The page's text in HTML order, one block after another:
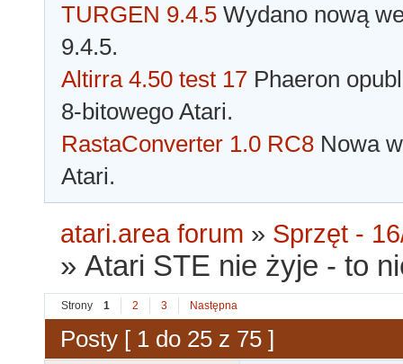
TURGEN 9.4.5 Wydano nową
9.4.5.
Altirra 4.50 test 17 Phaeron
8-bitowego Atari.
RastaConverter 1.0 RC8 Nowa
Atari.
atari.area forum » Sprzęt -
»Atari STE nie żyje - to
Strony 1 2 3 Następna
Posty [ 1 do 25 z 75 ]